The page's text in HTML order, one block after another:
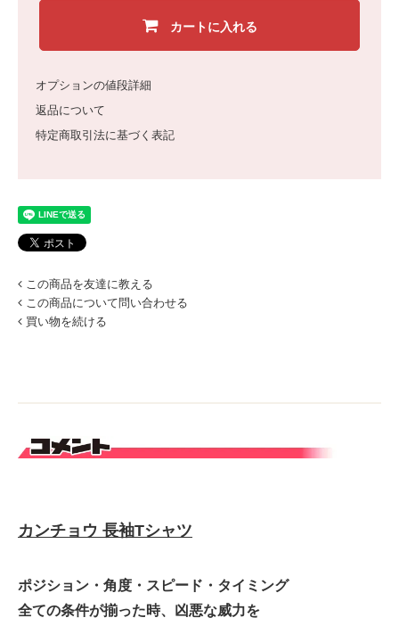
カートに入れる
オプションの値段詳細
返品について
特定商取引法に基づく表記
この商品を友達に教える
この商品について問い合わせる
買い物を続ける
カンチョウ 長袖Tシャツ
ポジション・角度・スピード・タイミング
全ての条件が揃った時、凶悪な威力を